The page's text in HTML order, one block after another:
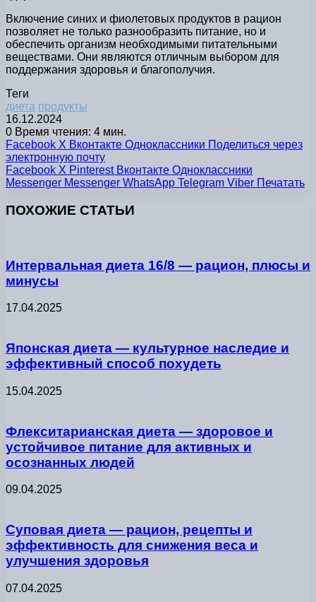
Включение синих и фиолетовых продуктов в рацион
позволяет не только разнообразить питание, но и
обеспечить организм необходимыми питательными
веществами. Они являются отличным выбором для
поддержания здоровья и благополучия.
Теги
диета продукты
16.12.2024
0 Время чтения: 4 мин.
Facebook X Вконтакте Одноклассники Поделиться через
электронную почту
Facebook X Pinterest Вконтакте Одноклассники
Messenger Messenger WhatsApp Telegram Viber Печатать
ПОХОЖИЕ СТАТЬИ
Интервальная диета 16/8 — рацион, плюсы и
минусы
17.04.2025
Японская диета — культурное наследие и
эффективный способ похудеть
15.04.2025
Флекситарианская диета — здоровое и
устойчивое питание для активных и
осознанных людей
09.04.2025
Суповая диета — рацион, рецепты и
эффективность для снижения веса и
улучшения здоровья
07.04.2025